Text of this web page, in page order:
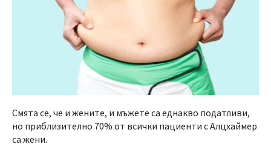
Смята се, че и жените, и мъжете са еднакво податливи,
но приблизително 70% от всички пациенти с Алцхаймер
са жени.